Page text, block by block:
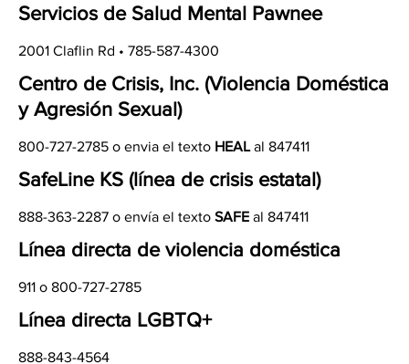
Servicios de Salud Mental Pawnee
2001 Claflin Rd • 785-587-4300
Centro de Crisis, Inc. (Violencia Doméstica
y Agresión Sexual)
800-727-2785 o envia el texto HEALal 847411
SafeLine KS (línea de crisis estatal)
888-363-2287 o envía el textoSAFEal 847411
Línea directa de violencia doméstica
911 o 800-727-2785
Línea directa LGBTQ+
888-843-4564